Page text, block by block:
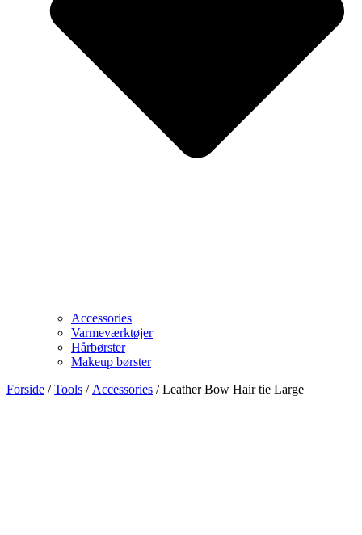
Accessories
Varmeværktøjer
Hårbørster
Makeup børster
Forside /Tools / Accessories / Leather Bow Hair tie Large